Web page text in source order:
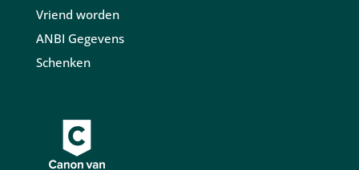
Vriend worden
ANBI Gegevens
Schenken